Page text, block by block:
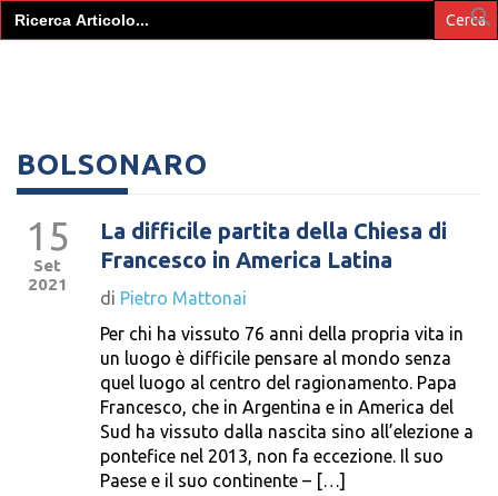
Search
for:
BOLSONARO
15
Set
2021
La difficile partita della Chiesa di
Francesco in America Latina
di Pietro Mattonai
Per chi ha vissuto 76 anni della propria vita in
un luogo è difficile pensare al mondo senza
quel luogo al centro del ragionamento. Papa
Francesco, che in Argentina e in America del
Sud ha vissuto dalla nascita sino all’elezione a
pontefice nel 2013, non fa eccezione. Il suo
Paese e il suo continente – […]